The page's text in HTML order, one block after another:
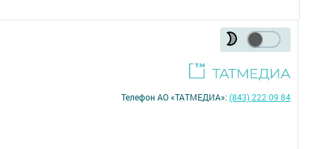
Телефон АО «ТАТМЕДИА»:(843) 222 09 84